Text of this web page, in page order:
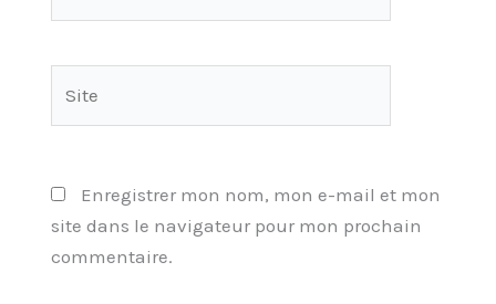
Enregistrer mon nom, mon e-mail et mon
site dans le navigateur pour mon prochain
commentaire.